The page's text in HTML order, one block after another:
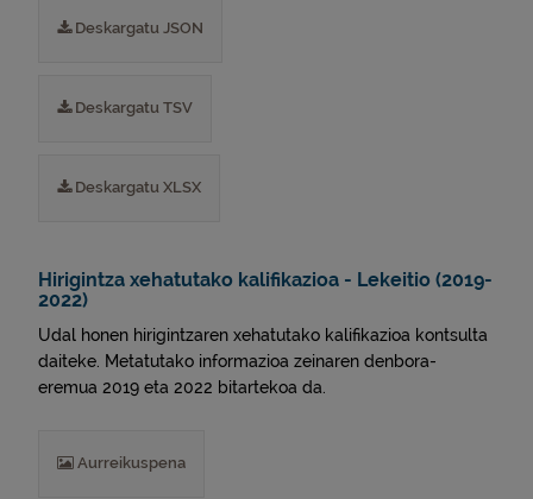
Deskargatu JSON
Deskargatu TSV
Deskargatu XLSX
Hirigintza xehatutako kalifikazioa - Lekeitio (2019-
2022)
Udal honen hirigintzaren xehatutako kalifikazioa kontsulta
daiteke. Metatutako informazioa zeinaren denbora-
eremua 2019 eta 2022 bitartekoa da.
Aurreikuspena